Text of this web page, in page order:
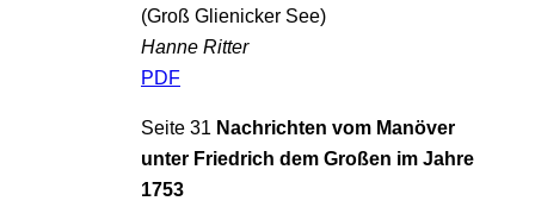
(Groß Glienicker See)
Hanne Ritter
PDF
Seite 31 Nachrichten vom Manöver
unter Friedrich dem Großen im Jahre
1753